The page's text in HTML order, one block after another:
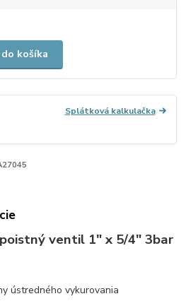
košíka
Splátková kalkulačka
poistný ventil 1" x 5/4" 3bar
ústredného vykurovania